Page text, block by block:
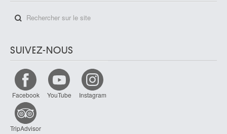
SUIVEZ-NOUS
Facebook YouTube Instagram
TripAdvisor